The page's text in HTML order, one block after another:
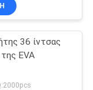
36 ίντσας
EVA